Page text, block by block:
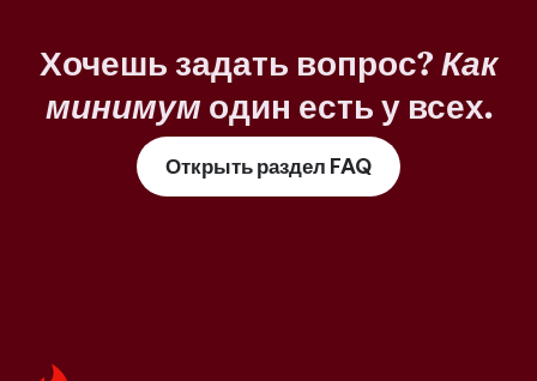
Хочешь задать вопрос? Как
минимум один есть у всех.
Открыть раздел FAQ